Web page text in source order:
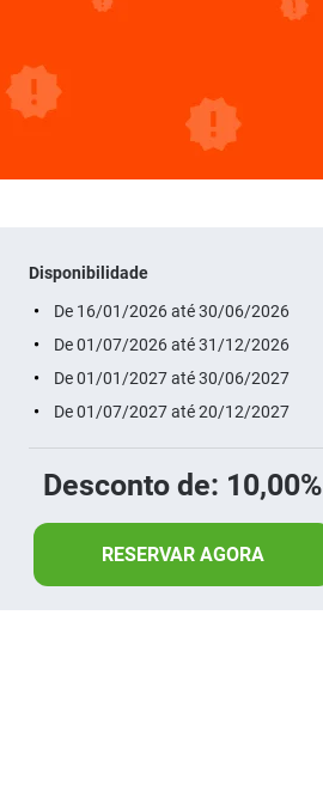
Disponibilidade
De 16/01/2026 até 30/06/2026
De 01/07/2026 até 31/12/2026
De 01/01/2027 até 30/06/2027
De 01/07/2027 até 20/12/2027
Desconto de: 10,00%
RESERVAR AGORA